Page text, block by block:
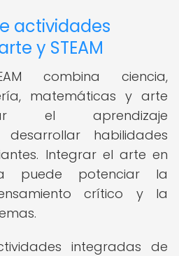
actividades
y STEAM
combina ciencia,
matemáticas y arte
el aprendizaje
desarrollar habilidades
Integrar el arte en
puede potenciar la
crítico y la
integradas de